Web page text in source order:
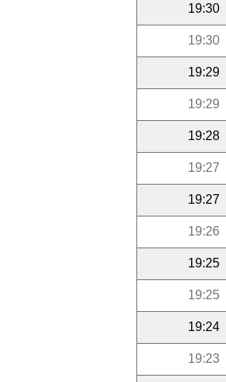
19:30
19:30
19:29
19:29
19:28
19:27
19:27
19:26
19:25
19:25
19:24
19:23